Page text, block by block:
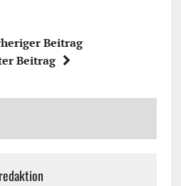
Beitrag
Beitrag
redaktion